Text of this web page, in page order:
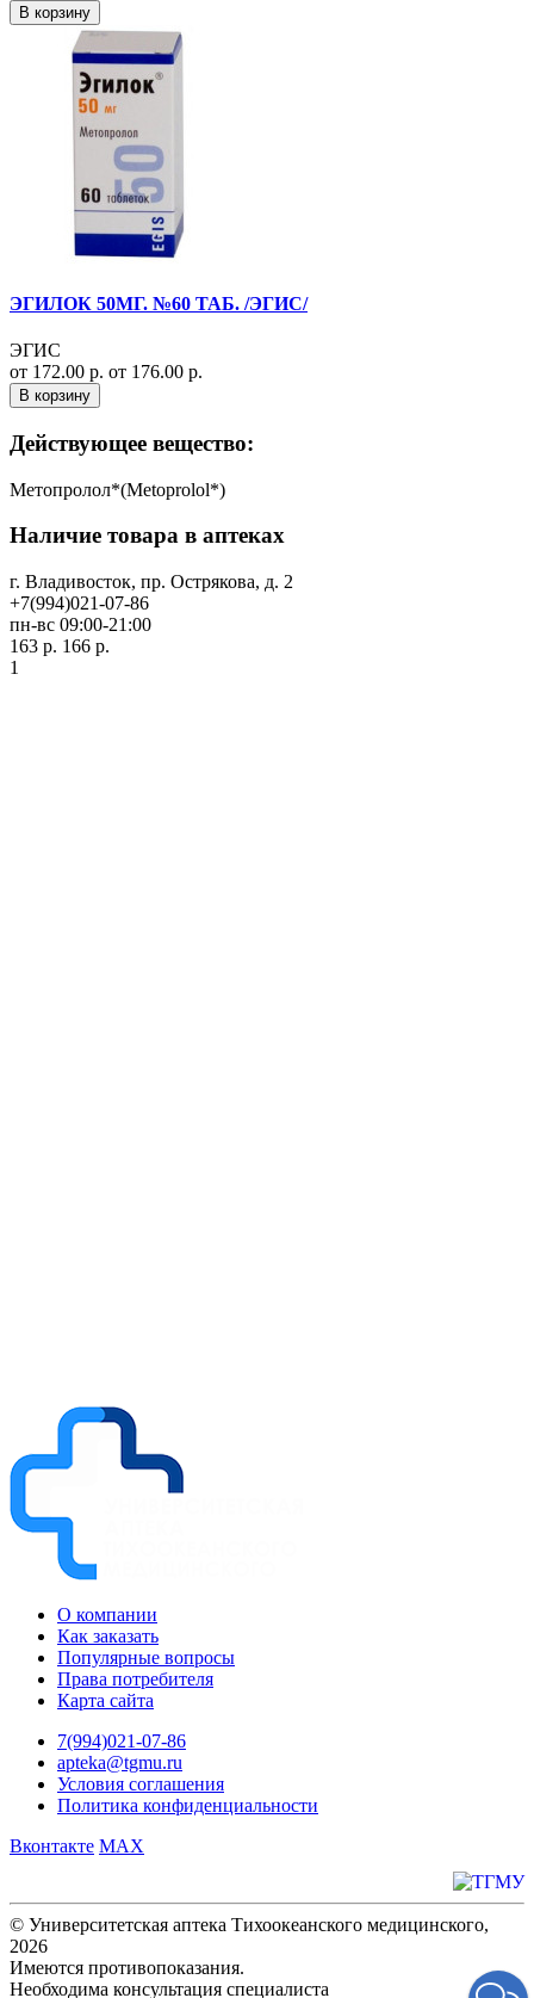
В корзину
ЭГИЛОК 50МГ. №60 ТАБ. /ЭГИС/
ЭГИС
от 172.00 р. от 176.00 р.
В корзину
Действующее вещество:
Метопролол*(Metoprolol*)
Наличие товара в аптеках
г. Владивосток, пр. Острякова, д. 2
+7(994)021-07-86
пн-вс 09:00-21:00
163 р. 166 р.
1
О компании
Как заказать
Популярные вопросы
Права потребителя
Карта сайта
7(994)021-07-86
apteka@tgmu.ru
Условия соглашения
Политика конфиденциальности
Вконтакте MAX
© Университетская аптека Тихоокеанского медицинского,
2026
Имеются противопоказания.
Необходима консультация специалиста